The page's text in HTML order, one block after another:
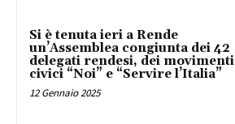
Si è tenuta ieri a Rende
un’Assemblea congiunta dei 42
delegati rendesi, dei movimenti
civici “Noi” e “Servire l’Italia”
12 Gennaio 2025